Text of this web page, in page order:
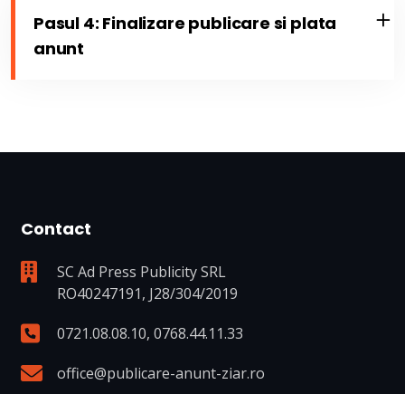
Pasul 4: Finalizare publicare si plata
anunt
Contact
SC Ad Press Publicity SRL
RO40247191, J28/304/2019
0721.08.08.10, 0768.44.11.33
office@publicare-anunt-ziar.ro